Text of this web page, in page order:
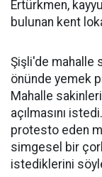
Ertürkmen,
bulunan kent
Şişli'de mahalle
önünde yemek
Mahalle
açılmasını
protesto eden
simgesel bir
istediklerini